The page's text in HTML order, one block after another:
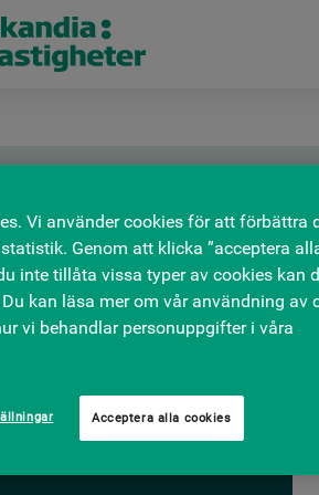
Välj
max
area
att
för att söka
Vi använder cookies för att förbättra
Genom att klicka ”acceptera
inte tillåta vissa typer av cookies kan
kan läsa mer om vår användning av
vi behandlar personuppgifter i våra
Acceptera alla cookies